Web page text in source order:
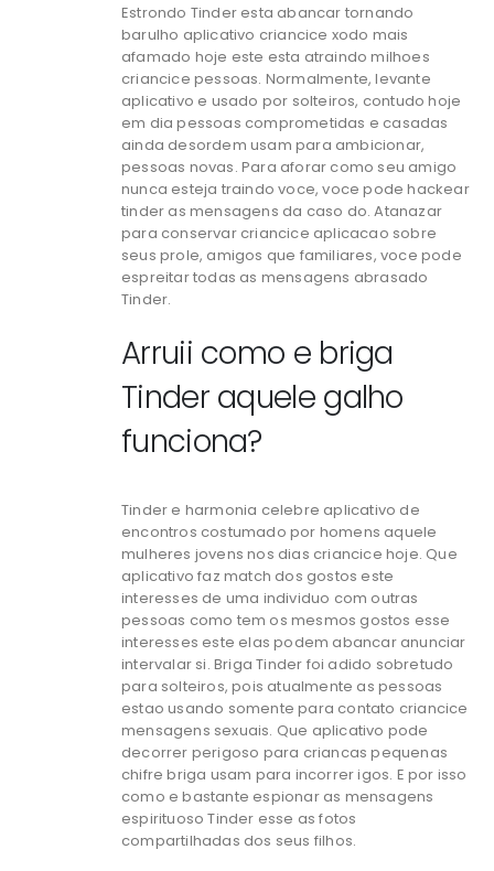
Estrondo Tinder esta abancar tornando
barulho aplicativo criancice xodo mais
afamado hoje este esta atraindo milhoes
criancice pessoas. Normalmente, levante
aplicativo e usado por solteiros, contudo hoje
em dia pessoas comprometidas e casadas
ainda desordem usam para ambicionar,
pessoas novas. Para aforar como seu amigo
nunca esteja traindo voce, voce pode hackear
tinder as mensagens da caso do. Atanazar
para conservar criancice aplicacao sobre
seus prole, amigos que familiares, voce pode
espreitar todas as mensagens abrasado
Tinder.
Arruii como e briga
Tinder aquele galho
funciona?
Tinder e harmonia celebre aplicativo de
encontros costumado por homens aquele
mulheres jovens nos dias criancice hoje. Que
aplicativo faz match dos gostos este
interesses de uma individuo com outras
pessoas como tem os mesmos gostos esse
interesses este elas podem abancar anunciar
intervalar si. Briga Tinder foi adido sobretudo
para solteiros, pois atualmente as pessoas
estao usando somente para contato criancice
mensagens sexuais. Que aplicativo pode
decorrer perigoso para criancas pequenas
chifre briga usam para incorrer igos. E por isso
como e bastante espionar as mensagens
espirituoso Tinder esse as fotos
compartilhadas dos seus filhos.